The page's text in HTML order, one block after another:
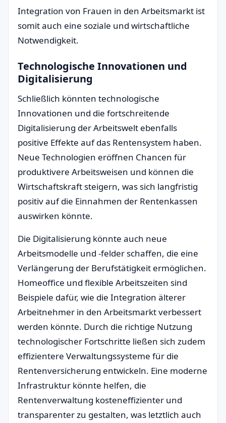
Integration von Frauen in den Arbeitsmarkt ist
somit auch eine soziale und wirtschaftliche
Notwendigkeit.
Technologische Innovationen und
Digitalisierung
Schließlich könnten technologische
Innovationen und die fortschreitende
Digitalisierung der Arbeitswelt ebenfalls
positive Effekte auf das Rentensystem haben.
Neue Technologien eröffnen Chancen für
produktivere Arbeitsweisen und können die
Wirtschaftskraft steigern, was sich langfristig
positiv auf die Einnahmen der Rentenkassen
auswirken könnte.
Die Digitalisierung könnte auch neue
Arbeitsmodelle und -felder schaffen, die eine
Verlängerung der Berufstätigkeit ermöglichen.
Homeoffice und flexible Arbeitszeiten sind
Beispiele dafür, wie die Integration älterer
Arbeitnehmer in den Arbeitsmarkt verbessert
werden könnte. Durch die richtige Nutzung
technologischer Fortschritte ließen sich zudem
effizientere Verwaltungssysteme für die
Rentenversicherung entwickeln. Eine moderne
Infrastruktur könnte helfen, die
Rentenverwaltung kosteneffizienter und
transparenter zu gestalten, was letztlich auch